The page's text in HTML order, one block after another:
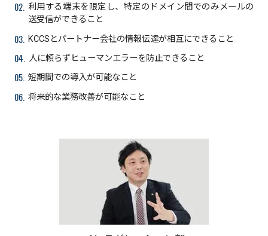
02. 利用する端末を限定し、特定のドメイン間でのみメールの
送受信ができること
03. KCCSとパートナー会社の情報伝達が相互にできること
04. 人に頼らずヒューマンエラーを防止できること
05. 短期間での導入が可能なこと
06. 将来的な業務改善が可能なこと